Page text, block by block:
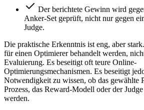
Der berichtete Gewinn wird
Anker-Set geprüft, nicht nur gegen
Judge.
Die praktische Erkenntnis ist eng, aber
für einen Optimierer behandelt werden,
Evaluierung. Es beseitigt oft teure Online-
Optimierungsmechanismen. Es beseitigt
Notwendigkeit zu wissen, ob das gewählte
Prozess, das Reward-Modell oder der
werden.